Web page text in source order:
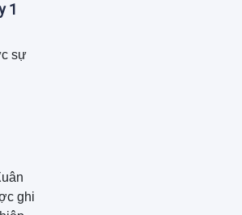
1
sự
ghi